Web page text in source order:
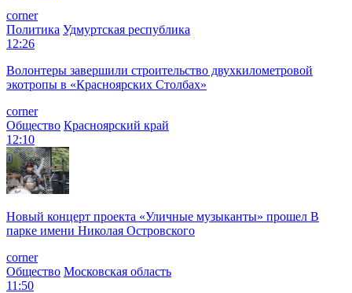
corner
Политика Удмуртская республика
12:26
Волонтеры завершили строительство двухкилометровой
экотропы в «Красноярских Столбах»
corner
Общество Красноярский край
12:10
Новый концерт проекта «Уличные музыканты» прошел В
парке имени Николая Островского
corner
Общество Московская область
11:50